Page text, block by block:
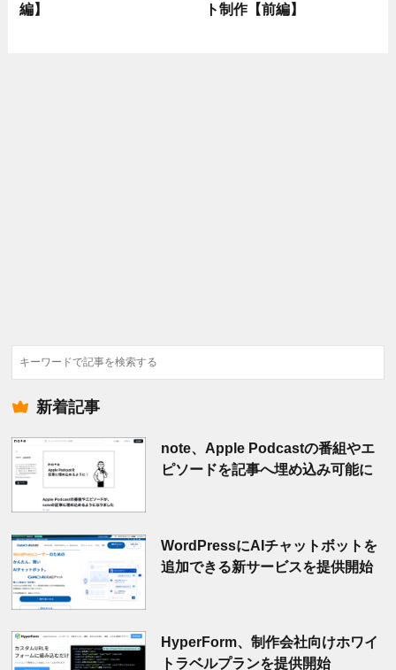
編】
ト制作【前編】
検
索
新着記事
note、Apple Podcastの番組やエ
ピソードを記事へ埋め込み可能に
WordPressにAIチャットボットを
追加できる新サービスを提供開始
HyperForm、制作会社向けホワイ
トラベルプランを提供開始